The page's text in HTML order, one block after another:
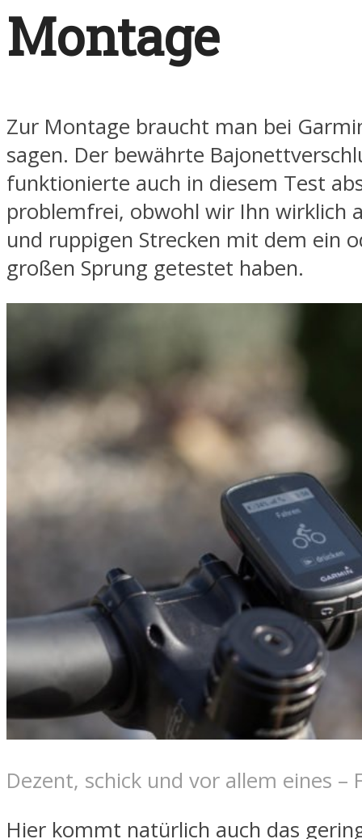
Montage
Zur Montage braucht man bei
sagen. Der bewährte
funktionierte auch in diesem Test
problemfrei, obwohl wir Ihn wirklich
und ruppigen Strecken mit dem ein
großen Sprung getestet haben.
Dezent, schick und vor allem eines –
Hier kommt natürlich auch das